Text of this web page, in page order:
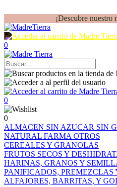
¡Descubre nuestro
0
0
0
ALMACEN SIN AZUCAR SIN
NATURAL FARMA OTROS
CEREALES Y GRANOLAS
FRUTOS SECOS Y
HARINAS, GRANOS Y
PANIFICADOS, PREMEZCLAS
ALFAJORES, BARRITAS, Y